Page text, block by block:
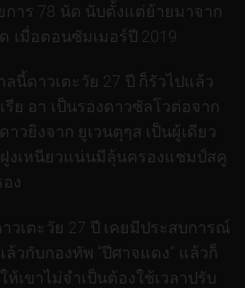
การ 78 นัด นับตั้งแต่ย้ายมาจาก
เมื่อตอนซัมเมอร์ปี 2019
นี้ดาวเตะวัย 27 ปี ก็รัวไปแล้ว
รีย อา เป็นรองดาวซัลโวต่อจาก
วยิงจาก ยูเวนตุๆส เป็นผู้เดียว
งเหนียวแน่นมีลุ้นครองแชมป์สคู
ง
วเตะวัย 27 ปี เคยมีประสบการณ์
วกับกองทัพ “ปีศาจแดง” แล้วก็
ห้เขาไม่จำเป็นต้องใช้เวลาปรับ